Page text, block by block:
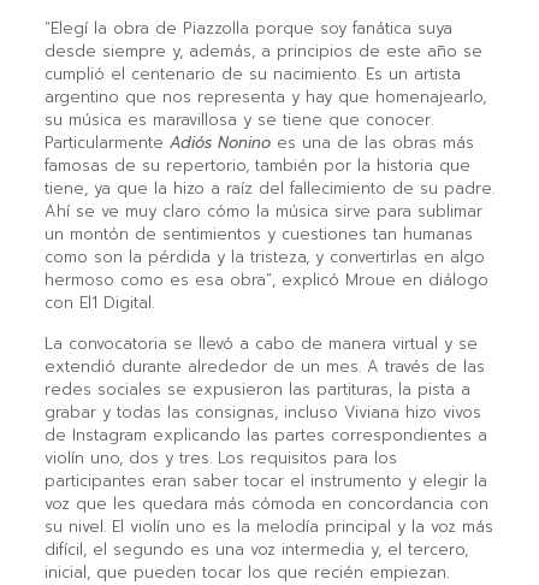
“Elegí la obra de Piazzolla porque soy fanática suya
desde siempre y, además, a principios de este año se
cumplió el centenario de su nacimiento. Es un artista
argentino que nos representa y hay que homenajearlo,
su música es maravillosa y se tiene que conocer.
Particularmente Adiós Noninoes una de las obras más
famosas de su repertorio, también por la historia que
tiene, ya que la hizo a raíz del fallecimiento de su padre.
Ahí se ve muy claro cómo la música sirve para sublimar
un montón de sentimientos y cuestiones tan humanas
como son la pérdida y la tristeza, y convertirlas en algo
hermoso como es esa obra”, explicó Mroue en diálogo
con El1 Digital.
La convocatoria se llevó a cabo de manera virtual y se
extendió durante alrededor de un mes. A través de las
redes sociales se expusieron las partituras, la pista a
grabar y todas las consignas, incluso Viviana hizo vivos
de Instagram explicando las partes correspondientes a
violín uno, dos y tres. Los requisitos para los
participantes eran saber tocar el instrumento y elegir la
voz que les quedara más cómoda en concordancia con
su nivel. El violín uno es la melodía principal y la voz más
difícil, el segundo es una voz intermedia y, el tercero,
inicial, que pueden tocar los que recién empiezan.